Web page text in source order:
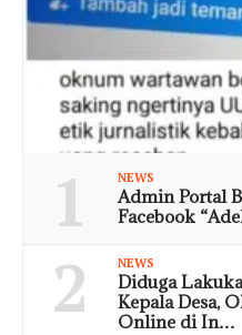
1 NEWS
Admin Portal
Facebook
2 NEWS
Diduga
Kepala Desa,
Online di In…